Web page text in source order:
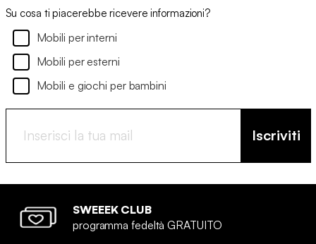
Su cosa ti piacerebbe ricevere informazioni?
Mobili per interni
Mobili per esterni
Mobili e giochi per bambini
Iscriviti
SWEEEK CLUB
programma fedeltà GRATUITO